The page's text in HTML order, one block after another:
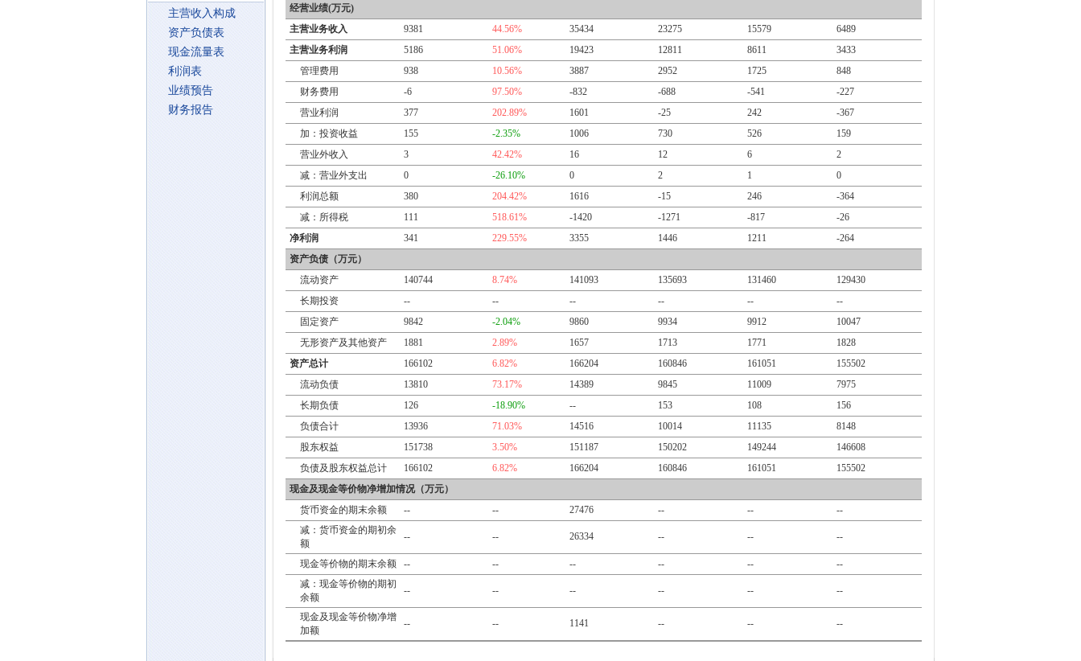
主营收入构成
资产负债表
现金流量表
利润表
业绩预告
财务报告
经营业绩(万元)
主营业务收入
9381 44.56% 35434 23275 15579
6489
主营业务利润
5186 51.06% 19423 12811 8611
3433
管理费用
938 10.56% 3887 2952 1725
848
财务费用
-6 97.50% -832 -688 -541
-227
营业利润
377 202.89% 1601 -25 242
-367
加：投资收益
155 -2.35% 1006 730 526
159
营业外收入
3 42.42% 16 12 6
2
减：营业外支出
0 -26.10% 0 2 1
0
利润总额
380 204.42% 1616 -15 246
-364
减：所得税
111 518.61% -1420 -1271 -817
-26
净利润
341 229.55% 3355 1446 1211
-264
资产负债（万元）
流动资产
140744 8.74% 141093 135693 131460
129430
长期投资
-- -- -- -- --
--
固定资产
9842 -2.04% 9860 9934 9912
10047
无形资产及其他资产
1881 2.89% 1657 1713 1771
1828
资产总计
166102 6.82% 166204 160846 161051
155502
流动负债
13810 73.17% 14389 9845 11009
7975
长期负债
126 -18.90% -- 153 108
156
负债合计
13936 71.03% 14516 10014 11135
8148
股东权益
151738 3.50% 151187 150202 149244
146608
负债及股东权益总计
166102 6.82% 166204 160846 161051
155502
现金及现金等价物净增加情况（万元）
货币资金的期末余额
-- -- 27476 -- --
--
减：货币资金的期初余
额
-- -- 26334 -- -- --
现金等价物的期末余额 -- -- -- -- --
--
减：现金等价物的期初
余额
-- -- -- -- -- --
现金及现金等价物净增
加额
-- -- 1141 -- -- --